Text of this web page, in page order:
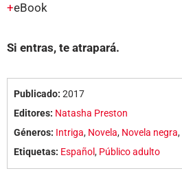
eBook
Si entras, te atrapará.
Publicado: 2017
Editores: Natasha Preston
Géneros: Intriga, Novela, Novela negra,
Etiquetas: Español, Público adulto